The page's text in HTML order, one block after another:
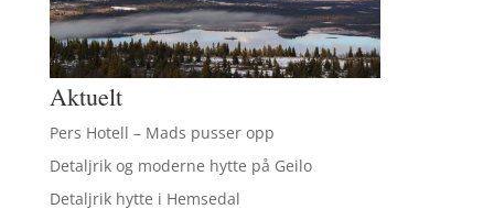
Aktuelt
Pers Hotell – Mads pusser opp
Detaljrik og moderne hytte på Geilo
Detaljrik hytte i Hemsedal